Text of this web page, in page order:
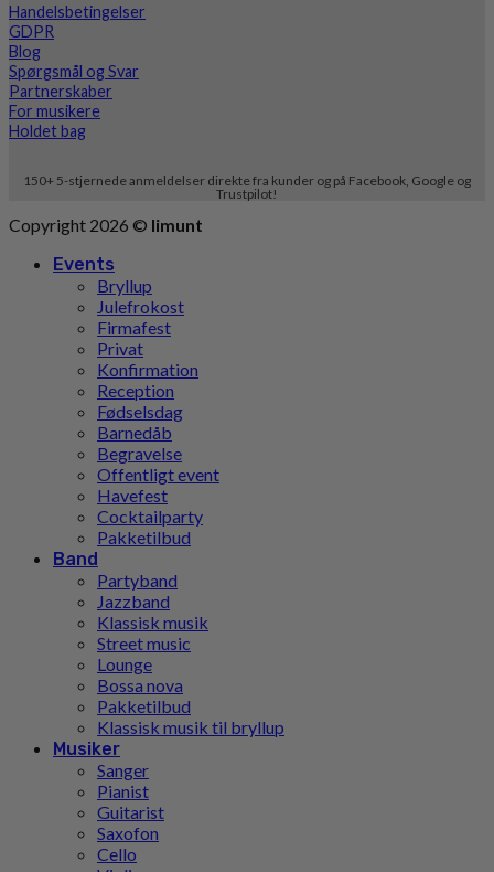
Handelsbetingelser
GDPR
Blog
Spørgsmål og Svar
Partnerskaber
For musikere
Holdet bag
150+ 5-stjernede anmeldelser direkte fra kunder og på Facebook, Google og
Trustpilot!
Copyright 2026 © limunt
Events
Bryllup
Julefrokost
Firmafest
Privat
Konfirmation
Reception
Fødselsdag
Barnedåb
Begravelse
Offentligt event
Havefest
Cocktailparty
Pakketilbud
Band
Partyband
Jazzband
Klassisk musik
Street music
Lounge
Bossa nova
Pakketilbud
Klassisk musik til bryllup
Musiker
Sanger
Pianist
Guitarist
Saxofon
Cello